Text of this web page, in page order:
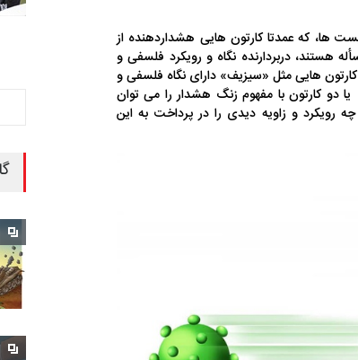
ها، که عمدتا کارتون هایی هشداردهنده از
هستند، دربردارنده نگاه و رویکرد فلسفی و
هایی مثل «سیزیف» دارای نگاه فلسفی و
دو کارتون با مفهوم زنگ هشدار را می توان
رویکرد و زاویه دیدی را در پرداخت به این